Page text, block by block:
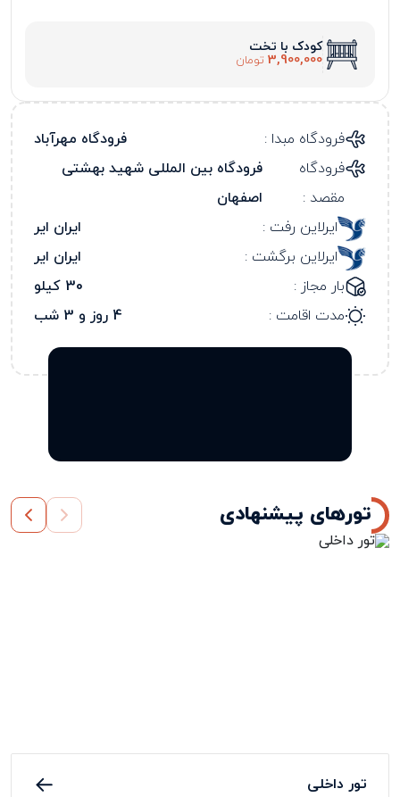
کودک با تخت
3,900,000 تومان
فرودگاه مبدا :
فرودگاه مهرآباد
فرودگاه
مقصد :
فرودگاه بین المللی شهید بهشتی
اصفهان
ایرلاین رفت :
ایران ایر
ایرلاین برگشت :
ایران ایر
بار مجاز :
30 کیلو
مدت اقامت :
4 روز و 3 شب
تورهای پیشنهادی
تور داخلی